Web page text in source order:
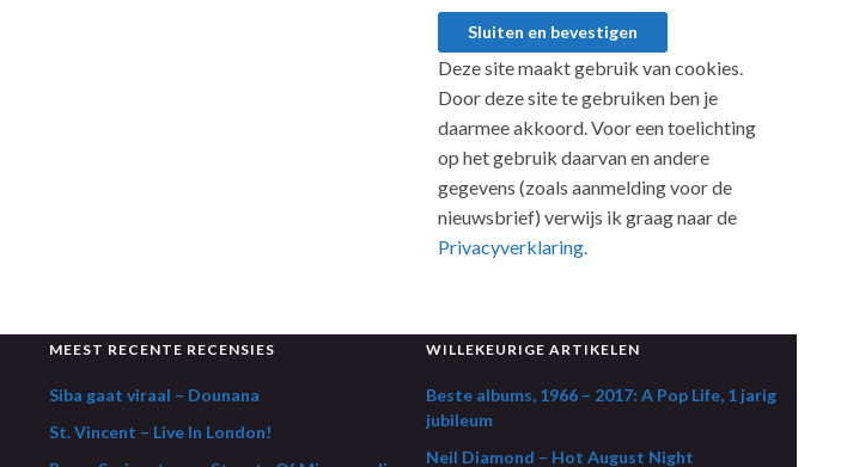
Deze site maakt gebruik van cookies.
Door deze site te gebruiken ben je
daarmee akkoord. Voor een toelichting
op het gebruik daarvan en andere
gegevens (zoals aanmelding voor de
nieuwsbrief) verwijs ik graag naar de
Privacyverklaring.
MEEST RECENTE RECENSIES
Siba gaat viraal – Dounana
St. Vincent – Live In London!
WILLEKEURIGE ARTIKELEN
Beste albums, 1966 – 2017: A Pop Life, 1 jarig
jubileum
Neil Diamond – Hot August Night